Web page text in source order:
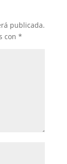
publicada.
con *